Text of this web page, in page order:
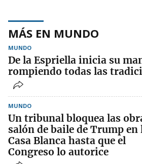
MÁS EN MUNDO
MUNDO
De la Espriella inicia su
rompiendo todas las
MUNDO
Un tribunal bloquea las
salón de baile de Trump en
Casa Blanca hasta que el
Congreso lo autorice